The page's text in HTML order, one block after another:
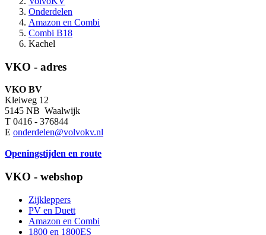
Onderdelen
Amazon en Combi
Combi B18
Kachel
VKO - adres
VKO BV
Kleiweg 12
5145 NB Waalwijk
T 0416 - 376844
E onderdelen@volvokv.nl
Openingstijden en route
VKO - webshop
Zijkleppers
PV en Duett
Amazon en Combi
1800 en 1800ES